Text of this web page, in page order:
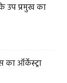
उप प्रमुख का
ऑर्केस्ट्रा